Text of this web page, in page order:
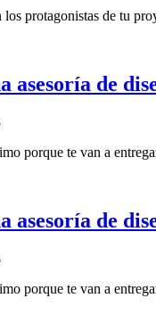
los protagonistas de tu
asesoría de
porque te van a
asesoría de
porque te van a